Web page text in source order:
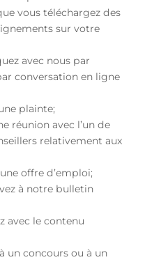
vous téléchargez des
sur votre
avec nous par
conversation en ligne
plainte;
réunion avec l’un de
relativement aux
offre d’emploi;
à notre bulletin
avec le contenu
un concours ou à un